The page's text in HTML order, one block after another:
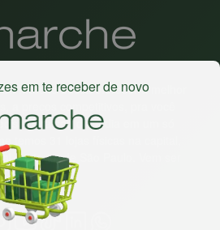
Marche busca oferecer a melhor
a preços competitivos, pra você
para seu dia a dia em um só
temos 31 lojas físicas na capital,
e interior de São Paulo. Vem ser
em te receber de novo